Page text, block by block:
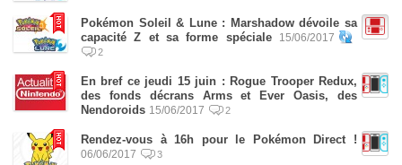
Pokémon Soleil & Lune : Marshadow dévoile sa
capacité Z et sa forme spéciale
15/06/2017
2
En bref ce jeudi 15 juin : Rogue Trooper Redux,
des fonds décrans Arms et Ever Oasis, des
Nendoroids 15/06/2017 2
Rendez-vous à 16h pour le Pokémon Direct !
06/06/2017 3